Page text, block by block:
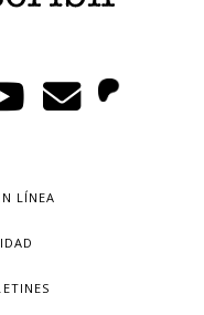
LÍNEA